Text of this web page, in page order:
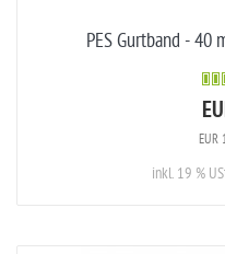
PES Gurtband - 40
EUR
inkl. 19 %